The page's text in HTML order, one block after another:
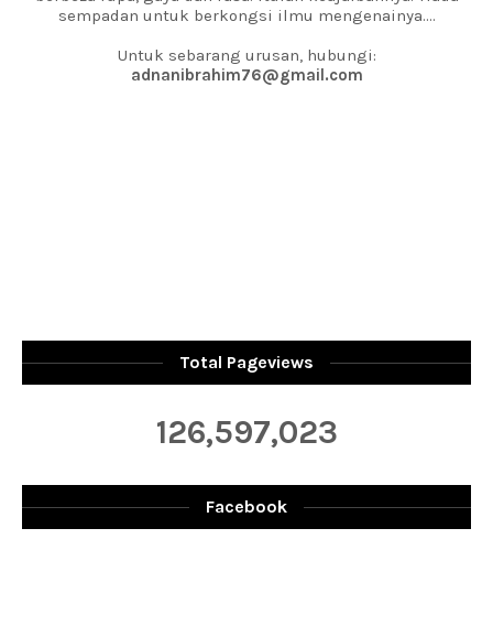
sempadan untuk berkongsi ilmu mengenainya....
Untuk sebarang urusan, hubungi:
adnanibrahim76@gmail.com
Total Pageviews
126,597,023
Facebook